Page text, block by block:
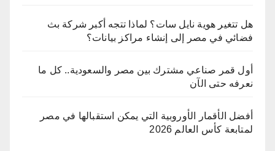
هل تتغير هوية نايل سات؟ لماذا تتجه أكبر شركة بث
فضائي في مصر إلى إنشاء مراكز بيانات؟
أول قمر صناعي مشترك بين مصر والسعودية.. كل ما
نعرفه حتى الآن
أفضل الأقمار الأوروبية التي يمكن استقبالها في مصر
لمتابعة كأس العالم 2026